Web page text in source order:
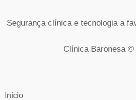
Segurança clínica e tecnologia a
Clínica Baronesa ©
Início